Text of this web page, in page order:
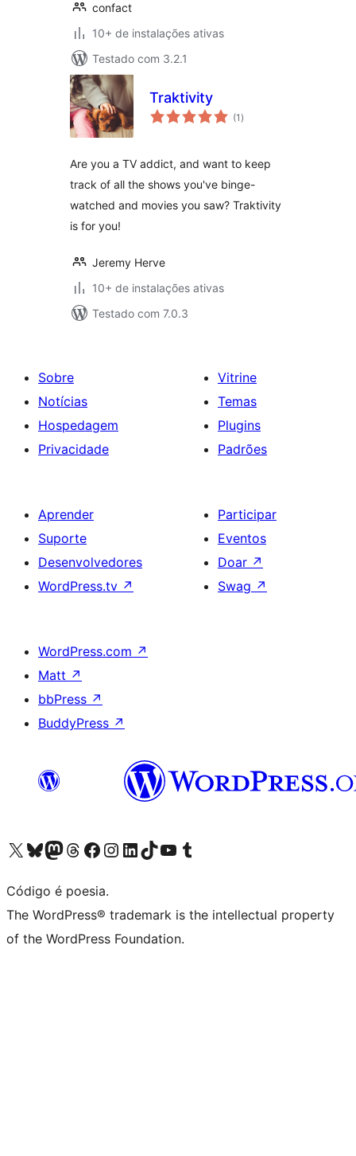
confact
10+ de instalações ativas
Testado com 3.2.1
Traktivity
(1 total
de
)
Are you a TV addict, and want to keep
track of all the shows you've binge-
watched and movies you saw? Traktivity
is for you!
Jeremy Herve
10+ de instalações ativas
Testado com 7.0.3
Sobre
Notícias
Hospedagem
Privacidade
Vitrine
Temas
Plugins
Padrões
Aprender
Suporte
Desenvolvedores
WordPress.tv ↗
Participar
Eventos
Doar ↗
Swag ↗
WordPress.com ↗
Matt ↗
bbPress ↗
BuddyPress ↗
Acessar nossa conta do X (antigo Twitter)
Acessar nossa conta do Bluesky
Acessar nossa conta do Mastodon
Acessar nossa conta do Threads
Acessar nossa página do Facebook
Acessar nossa conta do Instagram
Acessar nossa conta do LinkedIn
Acessar nossa conta do TikTok
Acessar nosso canal do YouTube
Acessar nossa conta no Tumblr
Código é poesia.
The WordPress® trademark is the intellectual property
of the WordPress Foundation.